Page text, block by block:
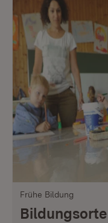
Frühe Bildung
Bildungsorte